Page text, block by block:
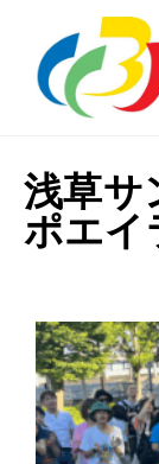
浅草サ
ポエイ